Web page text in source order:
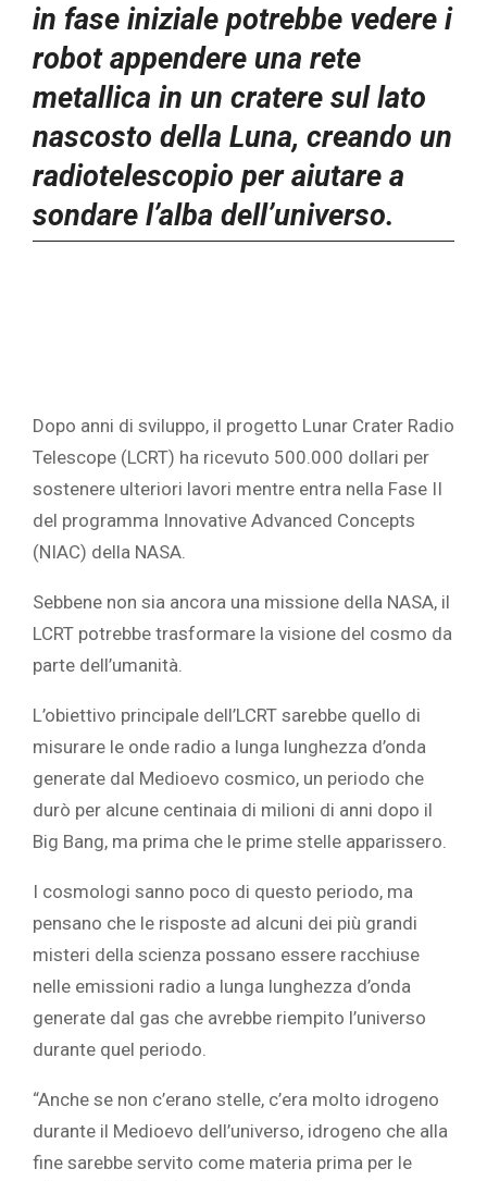
in fase iniziale potrebbe vedere i
robot appendere una rete
metallica in un cratere sul lato
nascosto della Luna, creando un
radiotelescopio per aiutare a
sondare l’alba dell’universo.
Dopo anni di sviluppo, il progetto Lunar Crater Radio
Telescope (LCRT) ha ricevuto 500.000 dollari per
sostenere ulteriori lavori mentre entra nella Fase II
del programma Innovative Advanced Concepts
(NIAC) della NASA.
Sebbene non sia ancora una missione della NASA, il
LCRT potrebbe trasformare la visione del cosmo da
parte dell’umanità.
L’obiettivo principale dell’LCRT sarebbe quello di
misurare le onde radio a lunga lunghezza d’onda
generate dal Medioevo cosmico, un periodo che
durò per alcune centinaia di milioni di anni dopo il
Big Bang, ma prima che le prime stelle apparissero.
I cosmologi sanno poco di questo periodo, ma
pensano che le risposte ad alcuni dei più grandi
misteri della scienza possano essere racchiuse
nelle emissioni radio a lunga lunghezza d’onda
generate dal gas che avrebbe riempito l’universo
durante quel periodo.
“Anche se non c’erano stelle, c’era molto idrogeno
durante il Medioevo dell’universo, idrogeno che alla
fine sarebbe servito come materia prima per le